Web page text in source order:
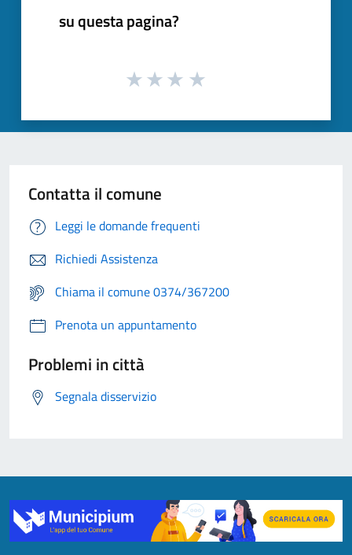
su questa pagina?
Contatta il comune
Leggi le domande frequenti
Richiedi Assistenza
Chiama il comune 0374/367200
Prenota un appuntamento
Problemi in città
Segnala disservizio